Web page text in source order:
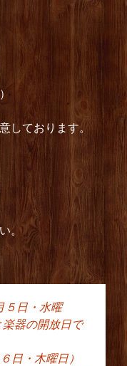
しております。
。
ショ
５日・水曜
器の開放日で
日・木曜日）